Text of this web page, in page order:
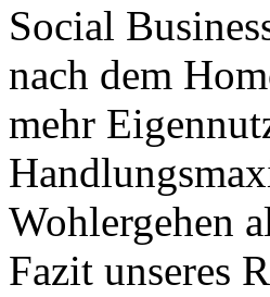
Social
nach dem
mehr
Wohlergehen
Fazit unseres